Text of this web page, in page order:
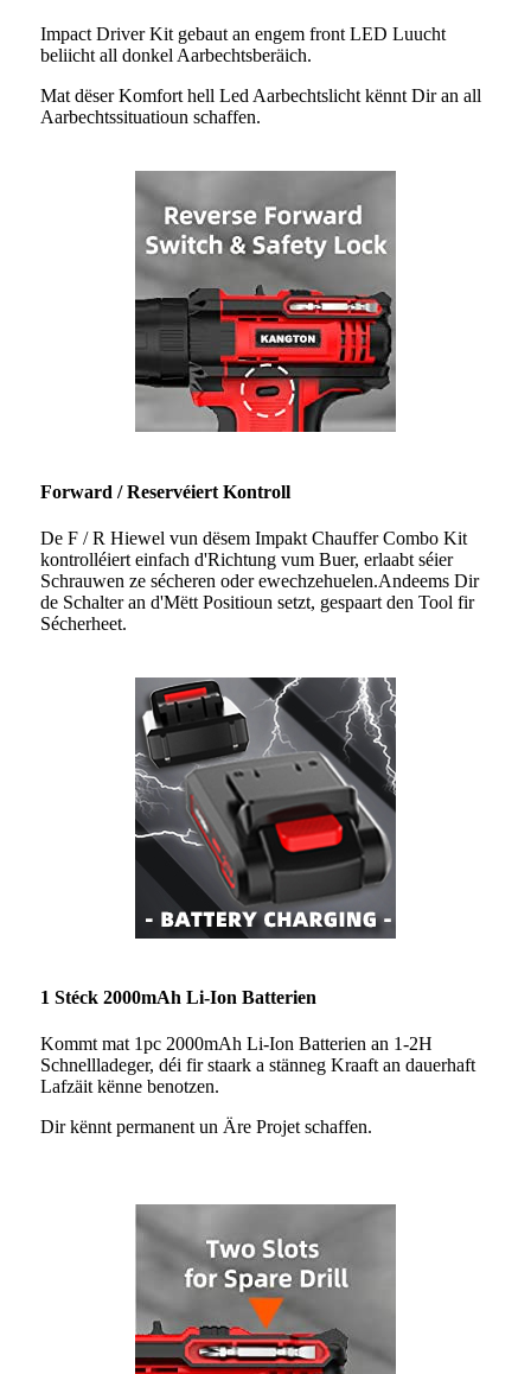
Impact Driver Kit gebaut an engem front LED Luucht
beliicht all donkel Aarbechtsberäich.
Mat dëser Komfort hell Led Aarbechtslicht kënnt Dir an all
Aarbechtssituatioun schaffen.
Forward / Reservéiert Kontroll
De F / R Hiewel vun dësem Impakt Chauffer Combo Kit
kontrolléiert einfach d'Richtung vum Buer, erlaabt séier
Schrauwen ze sécheren oder ewechzehuelen.Andeems Dir
de Schalter an d'Mëtt Positioun setzt, gespaart den Tool fir
Sécherheet.
1 Stéck 2000mAh Li-Ion Batterien
Kommt mat 1pc 2000mAh Li-Ion Batterien an 1-2H
Schnellladeger, déi fir staark a stänneg Kraaft an dauerhaft
Lafzäit kënne benotzen.
Dir kënnt permanent un Äre Projet schaffen.